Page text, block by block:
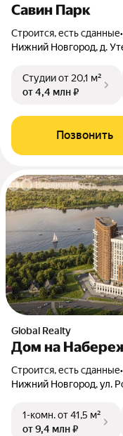
Савин Парк
Строится, есть сданные•
Нижний Новгород, д.
Студииот 20,1 м²
от 4,4 млн ₽
Позвонить
Global Realty
Дом на
Строится, есть сданные•
Нижний Новгород, ул.
1-комн.от 41,5 м²
от 9,4 млн ₽